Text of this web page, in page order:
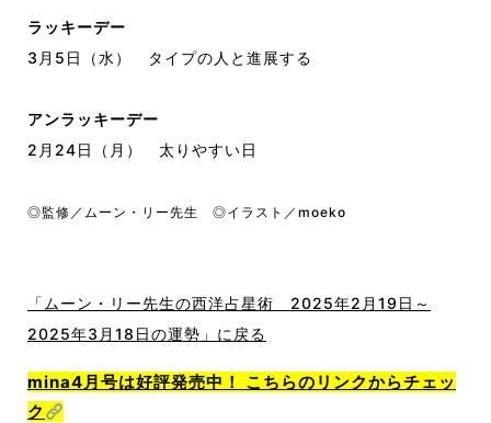
ラッキーデー
3月5日（水）
タイプの人と進展する
アンラッキーデー
2月24日（月）
太りやすい日
◎監修／ムーン・リー先生 ◎イラスト／moeko
「ムーン・リー先生の西洋占星術 2025年2月19日～
2025年3月18日の運勢」に戻る
mina4月号は好評発売中！ こちらのリンクからチェッ
ク